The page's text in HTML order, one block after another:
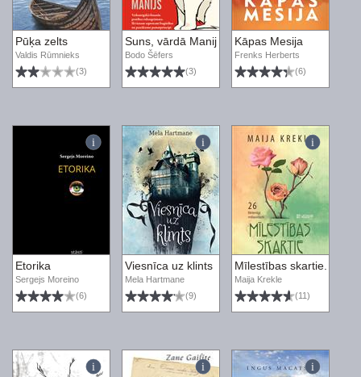
Pūķa zelts
Valdis Rūmnieks
(3)
Suns, vārdā Manijs. Veiksmīgākā finanšu
Bodo Šēfers
(3)
Kāpas Mesija
Frenks Herberts
(6)
Etorika
Sergejs Moreino
(6)
Viesnīca uz klints
Mela Hartmane
(9)
Mīlestības skartie. 26
Maija Krekle
(11)